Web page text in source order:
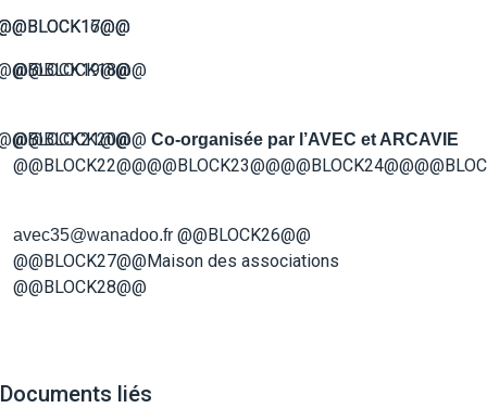
@@BLOCK18@@
@@BLOCK20@@ Co-organisée par l’AVEC et ARCAVIE
avec35@wanadoo.fr @@BLOCK26@@
@@BLOCK27@@Maison des associations
@@BLOCK28@@
Documents liés